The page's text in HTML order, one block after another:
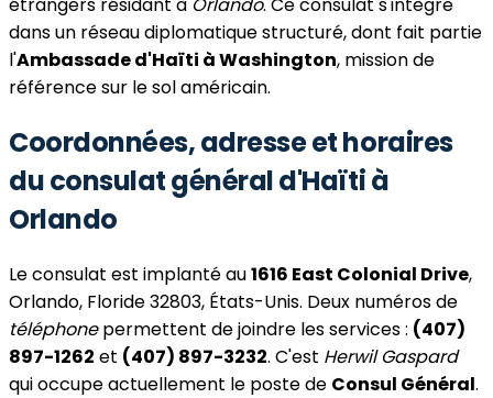
dans un réseau diplomatique structuré, dont fait partie
l'Ambassade d'Haïti à Washington, mission de
référence sur le sol américain.
Coordonnées, adresse et horaires
du consulat général d'Haïti à
Orlando
Le consulat est implanté au1616 East Colonial Drive,
Orlando, Floride 32803, États-Unis. Deux numéros de
téléphonepermettent de joindre les services : (407)
897-1262 et (407) 897-3232. C'est Herwil Gaspard
qui occupe actuellement le poste de Consul Général.